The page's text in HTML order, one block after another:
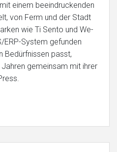
einem beeindruckenden
von Ferm und der Stadt
wie Ti Sento und We-
ERP-System gefunden
Bedürfnissen passt,
gemeinsam mit ihrer